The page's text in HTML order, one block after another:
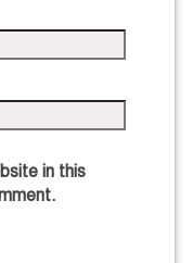
in this